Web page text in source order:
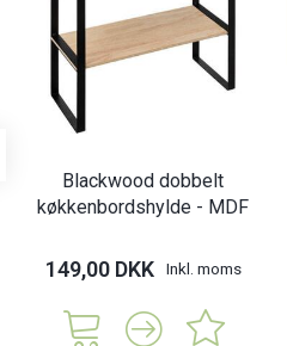
Blackwood dobbelt
køkkenbordshylde - MDF
149,00 DKK Inkl. moms